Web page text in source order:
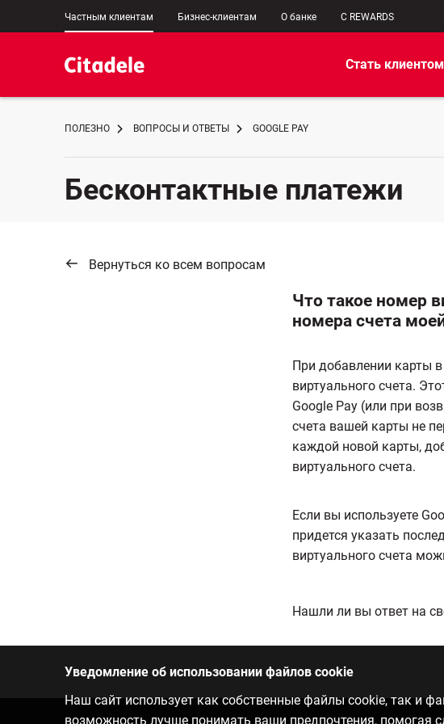
Частным клиентам Бизнес-клиентам О банке C REWARDS
Стать клиентом
ПОЛЕЗНО ВОПРОСЫ И ОТВЕТЫ GOOGLE PAY
Бесконтактные платежи
Вернуться ко всем вопросам
Что такое номер
номера счета
При добавлении карты
виртуального счета.
Google Pay (или при
счета вашей карты не
каждой новой карты,
виртуального счета.
Если вы используете
придется указать
виртуального счета
Нашли ли вы ответ на
Уведомление об использовании файлов cookie
Наш сайт использует как собственные файлы cookie, так и
возможность лучше понимать ваши предпочтения, помогая